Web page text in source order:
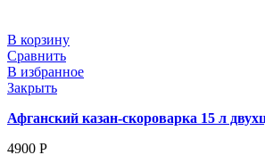
В корзину
Сравнить
В избранное
Закрыть
Афганский казан-скороварка 15 л
4900 Р